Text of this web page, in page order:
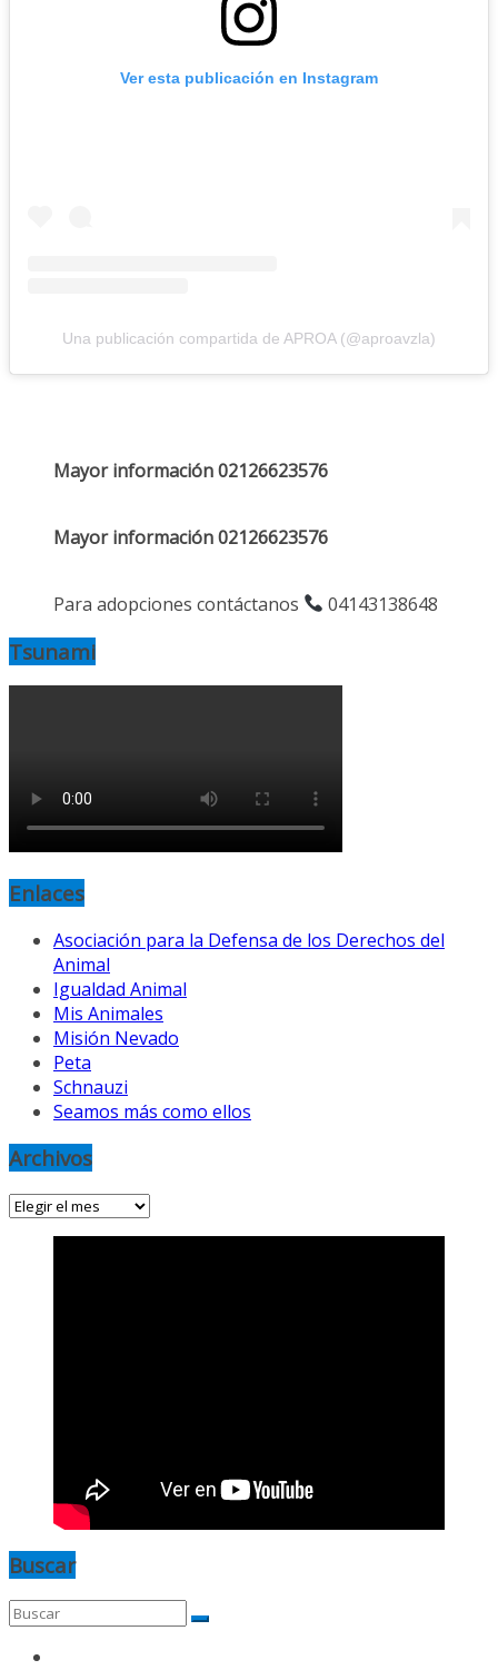
Ver esta publicación en Instagram
Una publicación compartida de APROA (@aproavzla)
Mayor información 02126623576
Mayor información 02126623576
Para adopciones contáctanos 04143138648
Tsunami
Enlaces
Asociación para la Defensa de los Derechos del
Animal
Igualdad Animal
Mis Animales
Misión Nevado
Peta
Schnauzi
Seamos más como ellos
Archivos
Archivos
Buscar